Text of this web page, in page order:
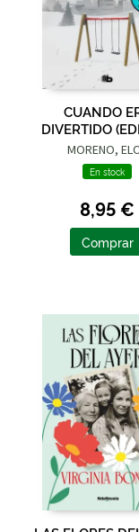
CUANDO
DIVERTIDO
LIMITADA ·
MORENO,
En stock
8,95 €
Comprar